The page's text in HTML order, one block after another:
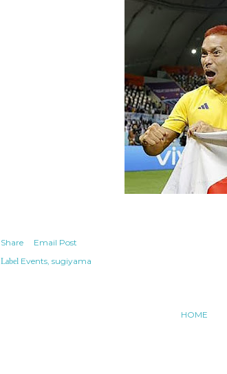
Share Email Post
Label Events sugiyama
HOME